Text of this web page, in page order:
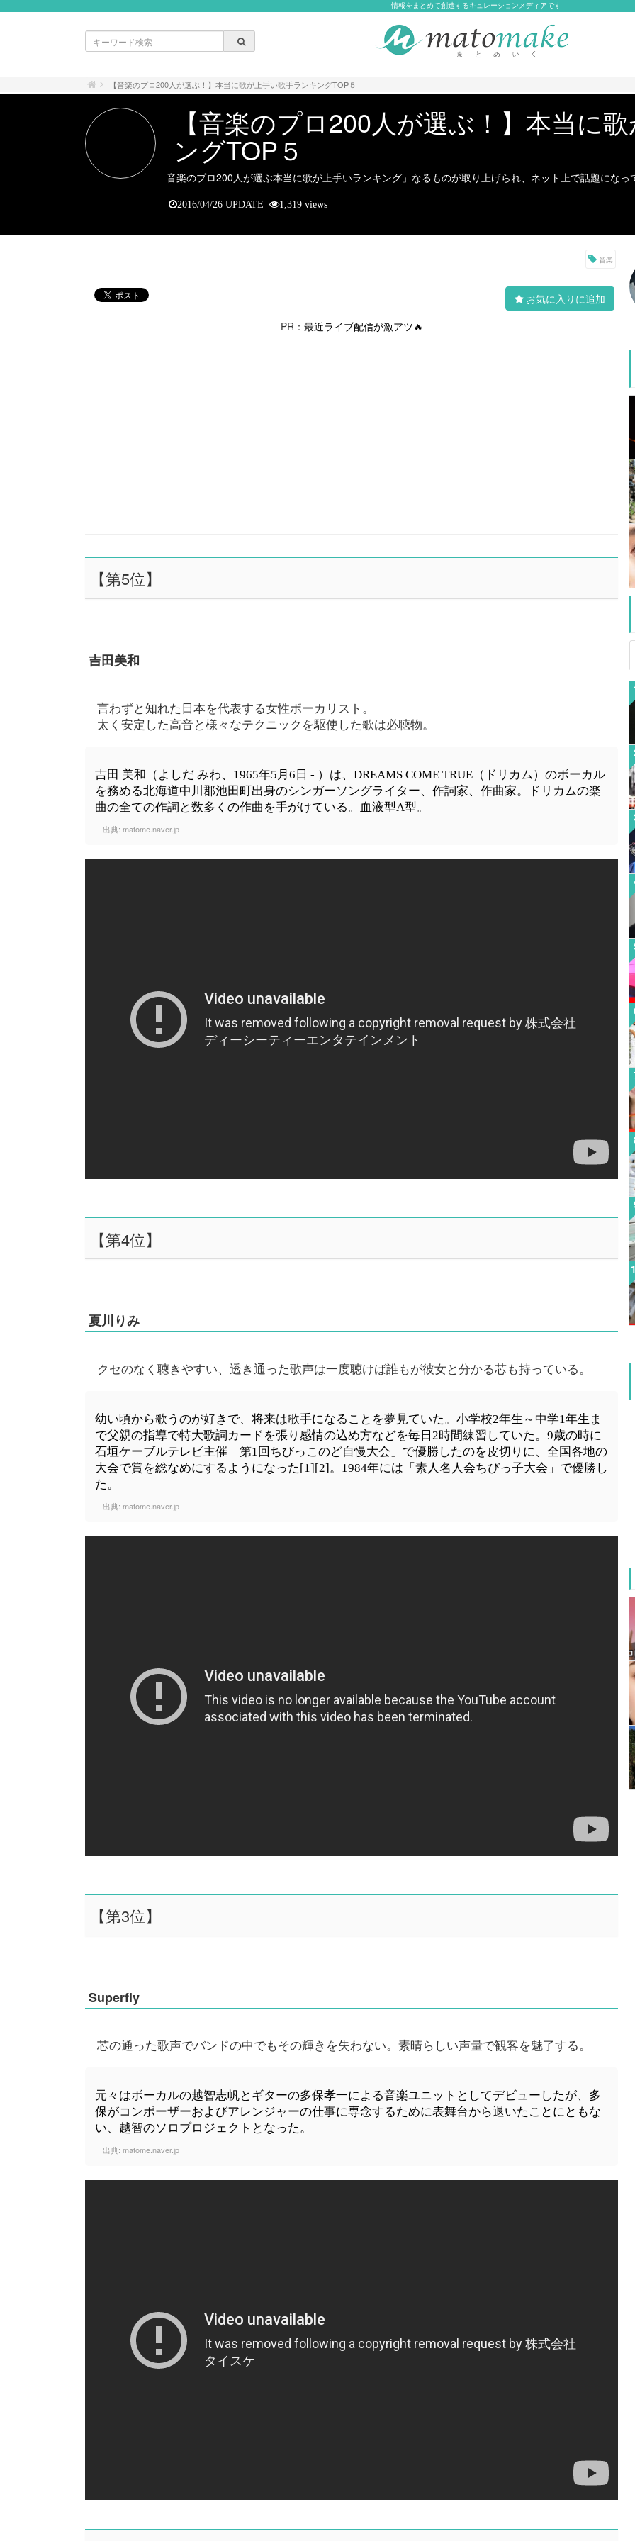
情報をまとめて創造するキュレーションメディアです
【音楽のプロ200人が選ぶ！】本当に歌が上手い歌手ランキングTOP５
【音楽のプロ200人が選ぶ！】本当に
ングTOP５
音楽のプロ200人が選ぶ本当に歌が上手いランキング」なるものが取り上げられ、ネット上で話題になっ
2016/04/26 UPDATE 1,319 views
音楽
お気に入りに追加
PR： 最近ライブ配信が激アツ🔥
【第5位】
吉田美和
言わずと知れた日本を代表する女性ボーカリスト。
太く安定した高音と様々なテクニックを駆使した歌は必聴物。
吉田 美和（よしだ みわ、1965年5月6日 - ）は、DREAMS COME TRUE（ドリカム）のボーカル
を務める北海道中川郡池田町出身のシンガーソングライター、作詞家、作曲家。ドリカムの楽
曲の全ての作詞と数多くの作曲を手がけている。血液型A型。
出典: matome.naver.jp
【第4位】
夏川りみ
クセのなく聴きやすい、透き通った歌声は一度聴けば誰もが彼女と分かる芯も持っている。
幼い頃から歌うのが好きで、将来は歌手になることを夢見ていた。小学校2年生～中学1年生ま
で父親の指導で特大歌詞カードを張り感情の込め方などを毎日2時間練習していた。9歳の時に
石垣ケーブルテレビ主催「第1回ちびっこのど自慢大会」で優勝したのを皮切りに、全国各地の
大会で賞を総なめにするようになった[1][2]。1984年には「素人名人会ちびっ子大会」で優勝し
た。
出典: matome.naver.jp
【第3位】
Superfly
芯の通った歌声でバンドの中でもその輝きを失わない。素晴らしい声量で観客を魅了する。
元々はボーカルの越智志帆とギターの多保孝一による音楽ユニットとしてデビューしたが、多
保がコンポーザーおよびアレンジャーの仕事に専念するために表舞台から退いたことにともな
い、越智のソロプロジェクトとなった。
出典: matome.naver.jp